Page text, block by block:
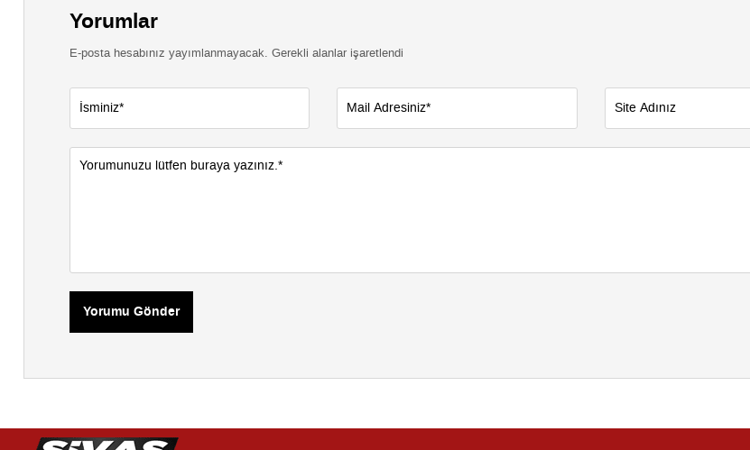
Yorumlar
E-posta hesabınız yayımlanmayacak. Gerekli alanlar işaretlendi
Yorumu Gönder